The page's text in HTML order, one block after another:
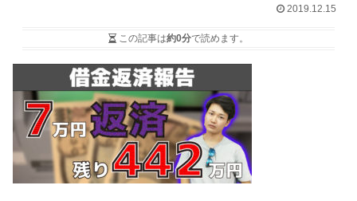
2019.12.15
この記事は約0分で読めます。